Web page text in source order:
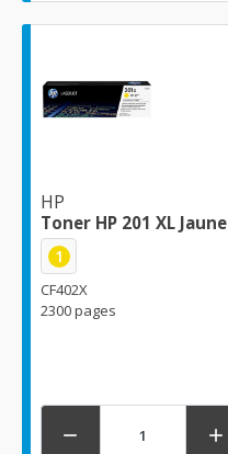
HP
Toner HP 201 XL Jaune
1
CF402X
2300 pages
 